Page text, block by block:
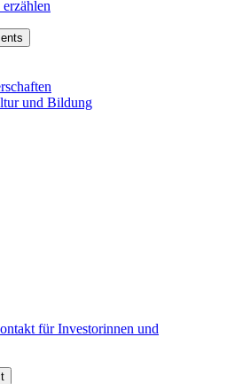
und Bildung
für Investorinnen und